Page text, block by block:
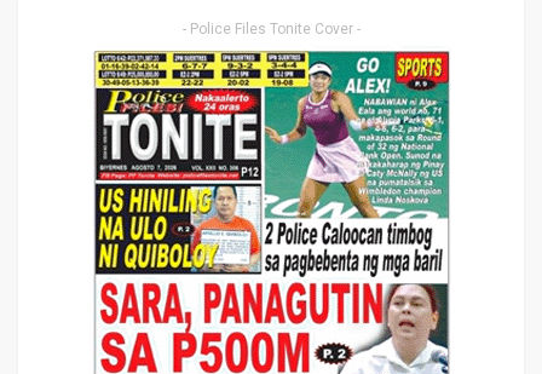
- Police Files Tonite Cover -